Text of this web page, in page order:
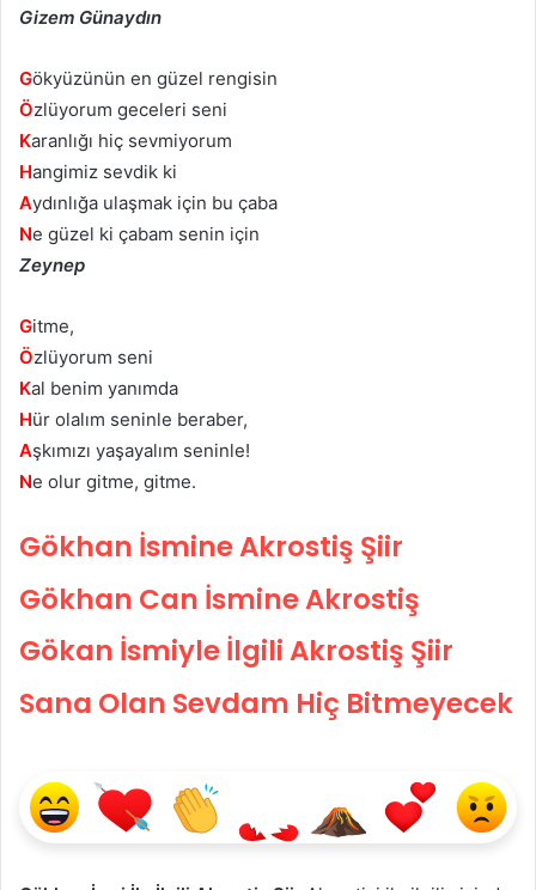
Gizem Günaydın
Gökyüzünün en güzel rengisin
Özlüyorum geceleri seni
Karanlığı hiç sevmiyorum
Hangimiz sevdik ki
Aydınlığa ulaşmak için bu çaba
Ne güzel ki çabam senin için
Zeynep
Gitme,
Özlüyorum seni
Kal benim yanımda
Hür olalım seninle beraber,
Aşkımızı yaşayalım seninle!
Ne olur gitme, gitme.
Gökhan İsmine Akrostiş Şiir
Gökhan Can İsmine Akrostiş
Gökan İsmiyle İlgili Akrostiş Şiir
Sana Olan Sevdam Hiç Bitmeyecek